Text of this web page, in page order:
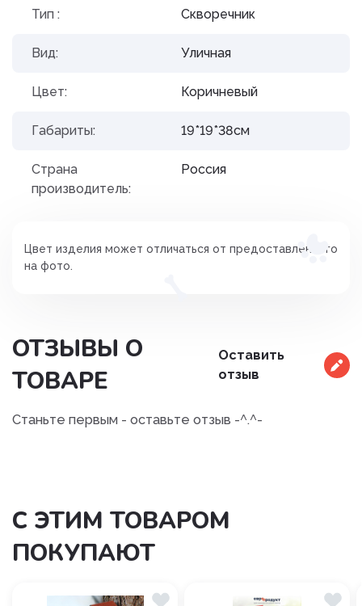
Тип : Скворечник
Вид: Уличная
Цвет: Коричневый
Габариты: 19*19*38см
Страна
производитель:
Россия
Цвет изделия может отличаться от предоставленного
на фото.
ОТЗЫВЫ О
ТОВАРЕ
Оставить
отзыв
Станьте первым - оставьте отзыв -^.^-
С ЭТИМ ТОВАРОМ
ПОКУПАЮТ